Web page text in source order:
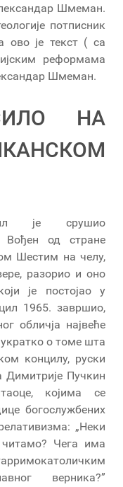
Шмеман.
потписник
ово је текст ( са
реформама
Шмеман.
НА
је срушио
Вођен од стране
Шестим на челу,
разорио и оно
је постојао у
1965. завршио,
обличја највеће
о томе шта
концилу, руски
Димитрије Пучкин
којима се
богослужбених
„Неки
Чега има
верника?”